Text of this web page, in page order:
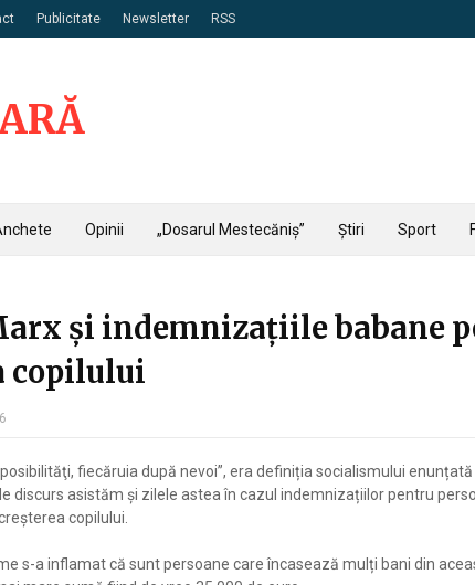
Publicitate Newsletter RSS
Opinii „Dosarul Mestecăniș” Știri Sport
și indemnizațiile babane
copilului
fiecăruia după nevoi”, era definiția socialismului enunțată
discurs asistăm și zilele astea în cazul indemnizațiilor pentru
copilului.
s-a inflamat că sunt persoane care încasează mulți bani din